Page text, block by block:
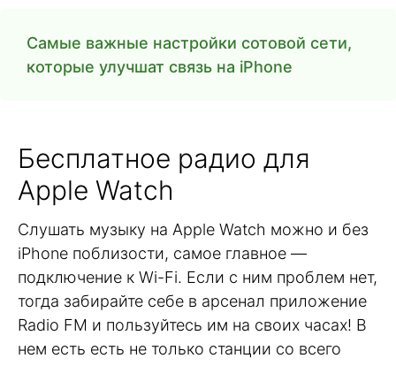
Самые важные настройки сотовой сети,
которые улучшат связь на iPhone
Бесплатное радио для
Apple Watch
Слушать музыку на Apple Watch можно и без
iPhone поблизости, самое главное —
подключение к Wi-Fi. Если с ним проблем нет,
тогда забирайте себе в арсенал приложение
Radio FM и пользуйтесь им на своих часах! В
нем есть есть не только станции со всего